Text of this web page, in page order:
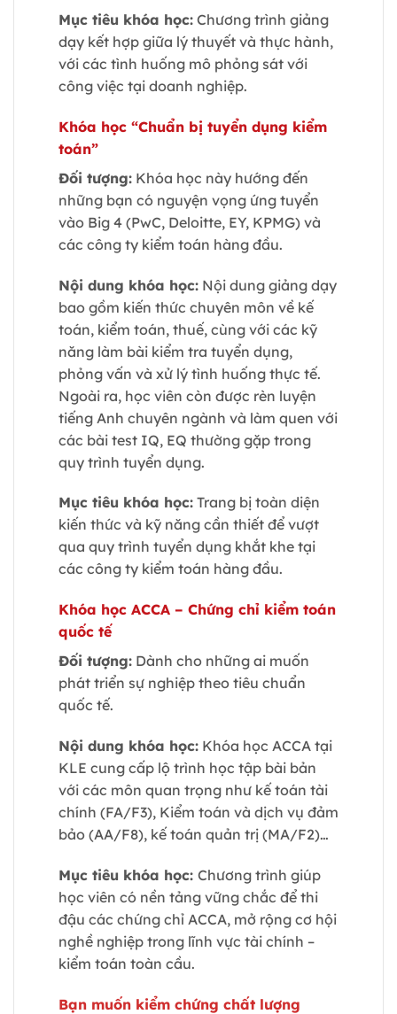
Mục tiêu khóa học: Chương trình giảng
dạy kết hợp giữa lý thuyết và thực hành,
với các tình huống mô phỏng sát với
công việc tại doanh nghiệp.
Khóa học “Chuẩn bị tuyển dụng kiểm
toán”
Đối tượng: Khóa học này hướng đến
những bạn có nguyện vọng ứng tuyển
vào Big 4 (PwC, Deloitte, EY, KPMG) và
các công ty kiểm toán hàng đầu.
Nội dung khóa học: Nội dung giảng dạy
bao gồm kiến thức chuyên môn về kế
toán, kiểm toán, thuế, cùng với các kỹ
năng làm bài kiểm tra tuyển dụng,
phỏng vấn và xử lý tình huống thực tế.
Ngoài ra, học viên còn được rèn luyện
tiếng Anh chuyên ngành và làm quen với
các bài test IQ, EQ thường gặp trong
quy trình tuyển dụng.
Mục tiêu khóa học: Trang bị toàn diện
kiến thức và kỹ năng cần thiết để vượt
qua quy trình tuyển dụng khắt khe tại
các công ty kiểm toán hàng đầu.
Khóa học ACCA – Chứng chỉ kiểm toán
quốc tế
Đối tượng: Dành cho những ai muốn
phát triển sự nghiệp theo tiêu chuẩn
quốc tế.
Nội dung khóa học: Khóa học ACCA tại
KLE cung cấp lộ trình học tập bài bản
với các môn quan trọng như kế toán tài
chính (FA/F3), Kiểm toán và dịch vụ đảm
bảo (AA/F8), kế toán quản trị (MA/F2)…
Mục tiêu khóa học: Chương trình giúp
học viên có nền tảng vững chắc để thi
đậu các chứng chỉ ACCA, mở rộng cơ hội
nghề nghiệp trong lĩnh vực tài chính –
kiểm toán toàn cầu.
Bạn muốn kiểm chứng chất lượng